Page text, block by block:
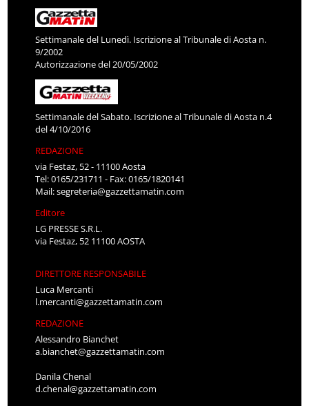
Settimanale del Lunedì. Iscrizione al Tribunale di Aosta n.
9/2002
Autorizzazione del 20/05/2002
Settimanale del Sabato. Iscrizione al Tribunale di Aosta n.4
del 4/10/2016
REDAZIONE
via Festaz, 52 - 11100 Aosta
Tel: 0165/231711 - Fax: 0165/1820141
Mail:segreteria@gazzettamatin.com
Editore
LG PRESSE S.R.L.
via Festaz, 52 11100 AOSTA
DIRETTORE RESPONSABILE
Luca Mercanti
l.mercanti@gazzettamatin.com
REDAZIONE
Alessandro Bianchet
a.bianchet@gazzettamatin.com
Danila Chenal
d.chenal@gazzettamatin.com